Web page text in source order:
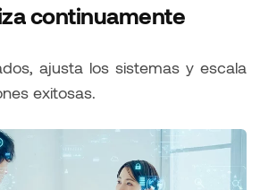
continuamente
ajusta los sistemas y escala
exitosas.